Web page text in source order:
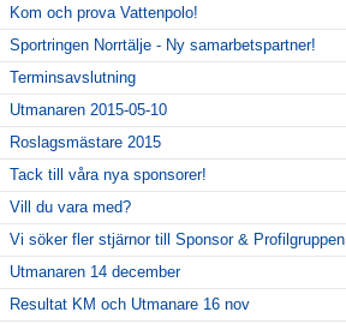
Kom och prova Vattenpolo!
Sportringen Norrtälje - Ny samarbetspartner!
Terminsavslutning
Utmanaren 2015-05-10
Roslagsmästare 2015
Tack till våra nya sponsorer!
Vill du vara med?
Vi söker fler stjärnor till Sponsor & Profilgruppen
Utmanaren 14 december
Resultat KM och Utmanare 16 nov